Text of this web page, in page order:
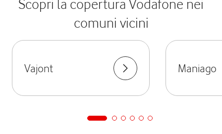
Scopri la copertura Vodafone nei
comuni vicini
Vajont Maniago